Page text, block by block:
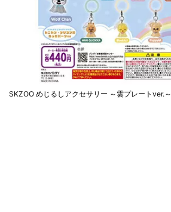
SKZOO めじるしアクセサリー ～雲プレートver.～